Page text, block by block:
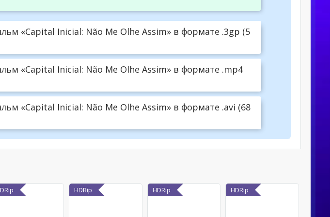
«Capital Inicial: Não Me Olhe Assim» в формате .3gp (5
«Capital Inicial: Não Me Olhe Assim» в формате .mp4
«Capital Inicial: Não Me Olhe Assim» в формате .avi (68
HDRip HDRip HDRip